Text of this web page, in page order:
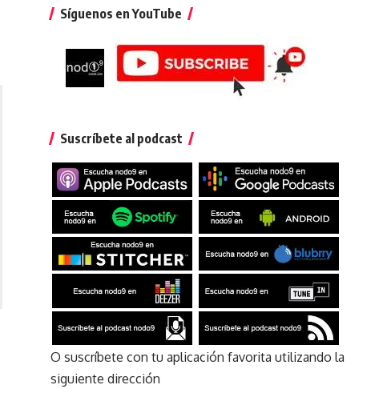
Síguenos en YouTube
Suscríbete al podcast
O suscríbete con tu aplicación favorita utilizando la
siguiente dirección